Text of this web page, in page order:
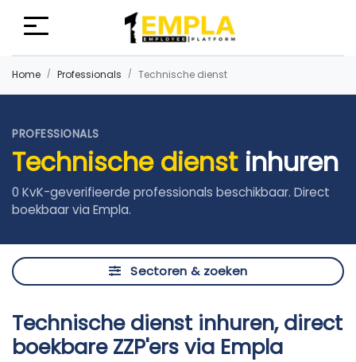
Home Professionals Technische dienst
PROFESSIONALS
Technische dienstinhuren
0 KvK-geverifieerde professionals beschikbaar. Direct
boekbaar via Empla.
Sectoren & zoeken
Technische dienst inhuren, direct
boekbare ZZP'ers via Empla